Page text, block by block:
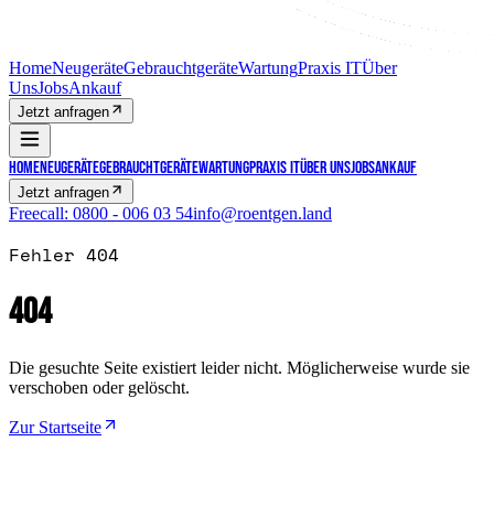
HomeNeugeräteGebrauchtgeräteWartungPraxis ITÜber
UnsJobsAnkauf
Jetzt anfragen
HomeNeugeräteGebrauchtgeräteWartungPraxis ITÜber UnsJobsAnkauf
Jetzt anfragen
Freecall: 0800 - 006 03 54info@roentgen.land
Fehler 404
404
Die gesuchte Seite existiert leider nicht. Möglicherweise wurde sie
verschoben oder gelöscht.
Zur Startseite